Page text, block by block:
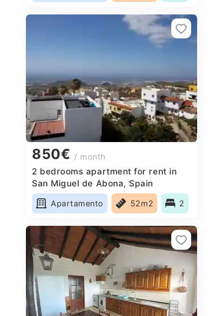
850€ / month
2 bedrooms apartment for rent in
San Miguel de Abona, Spain
Apartamento
52m2 2